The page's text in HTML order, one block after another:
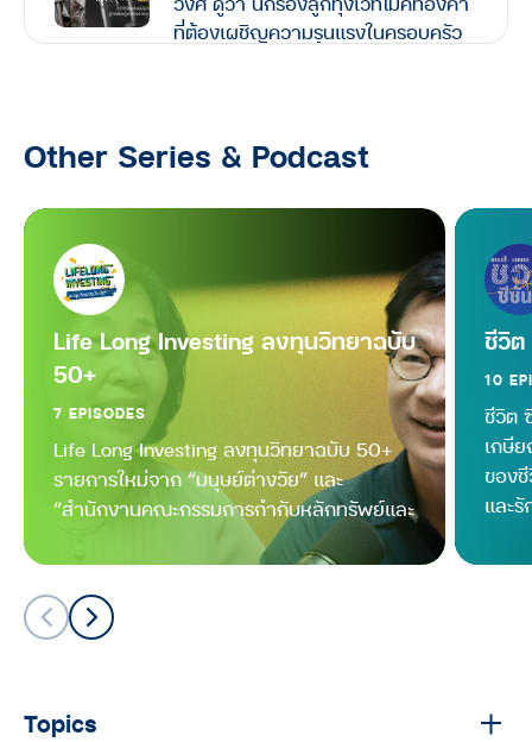
ที่ต้องเผชิญความรุนแรงในครอบครัว
มนุษย์ต่างวัย Talk กับ ประสาน อิง
ยานนท์ “หนุ่มเมืองจันท์” ประสบการณ์
มนุษย์ต่างวัย TALK
มนุษย์ต่างวัย Talk กับ ประสาน อิง
คนันท์ EP.10 : คุยกับ อ้อม-สุนิสา สุข
บุญสังข์ นิยามความสำเร็จเมื่อเติบโต
ขึ้น และเคล็ดลับ ‘วิชาใจเบา’ เพื่อ
เตรียมรับมือกับความเครียด
มนุษย์ต่างวัย TALK
มนุษย์ต่างวัย Talk กับ ประสาน อิง
คนันท์ EP.9 : คุยกับ นุ่น-ศิรพันธ์ และ
Other Series & Podcast
Life Long Investing ลงทุนวิทยาฉบับ
50+
7 EPISODES
Life Long Investing ลงทุนวิทยาฉบับ 50+
รายการใหม่จาก “มนุษย์ต่างวัย” และ
“สำนักงานคณะกรรมการกำกับหลักทรัพย์และ
ตลาดหลักทรัพย์” (ก.ล.ต.)
ชีวิ
10
ชีวิต
เกษี
ของ
และรั
Topics